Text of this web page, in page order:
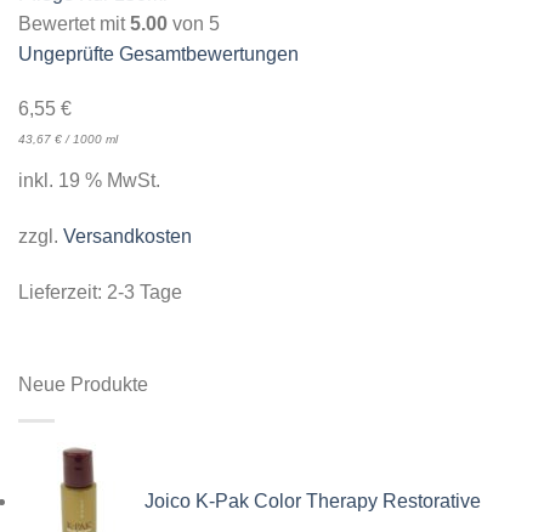
Bewertet mit5.00 von 5
Ungeprüfte Gesamtbewertungen
6,55 €
43,67 €/1000 ml
inkl. 19 % MwSt.
zzgl. Versandkosten
Lieferzeit: 2-3 Tage
Neue Produkte
Joico K-Pak Color Therapy Restorative